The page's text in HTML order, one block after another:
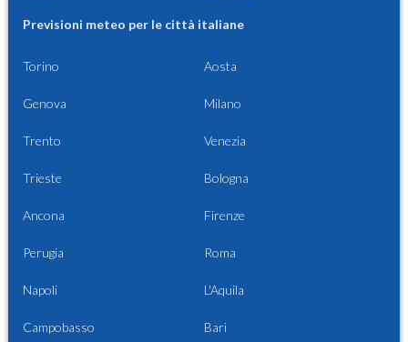
Previsioni meteo per le città italiane
Torino Aosta
Genova Milano
Trento Venezia
Trieste Bologna
Ancona Firenze
Perugia Roma
Napoli L'Aquila
Campobasso Bari